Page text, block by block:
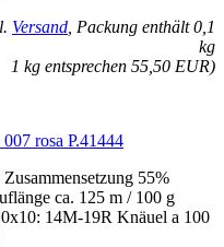
Versand , Packung enthält 0,1
kg
1 kg entsprechen 55,50 EUR)
rosa P.41444
55%
ca. 125 m / 100 g
14M-19R Knäuel a 100